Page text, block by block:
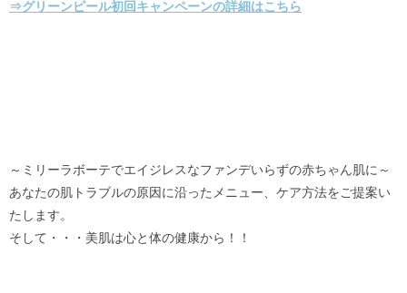
⇒グリーンピール初回キャンペーンの詳細はこちら
～ミリーラボーテでエイジレスなファンデいらずの赤ちゃん肌に～
あなたの肌トラブルの原因に沿ったメニュー、ケア方法をご提案い
たします。
そして・・・美肌は心と体の健康から！！